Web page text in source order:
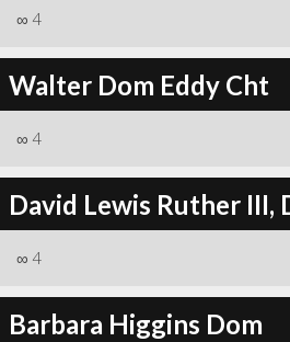
∞ 4
Walter Dom Eddy Cht
∞ 4
David Lewis Ruther III,
∞ 4
Barbara Higgins Dom